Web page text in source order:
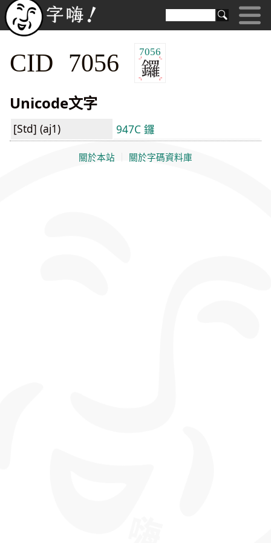
CID 7056 7056
Unicode文字
[Std] (aj1) 947C 鑼
關於本站 關於字碼資料庫